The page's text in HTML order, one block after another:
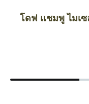
โดฟ แชมพู ไมเ